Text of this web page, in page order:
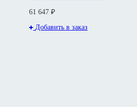
61 647 ₽
Добавить в заказ